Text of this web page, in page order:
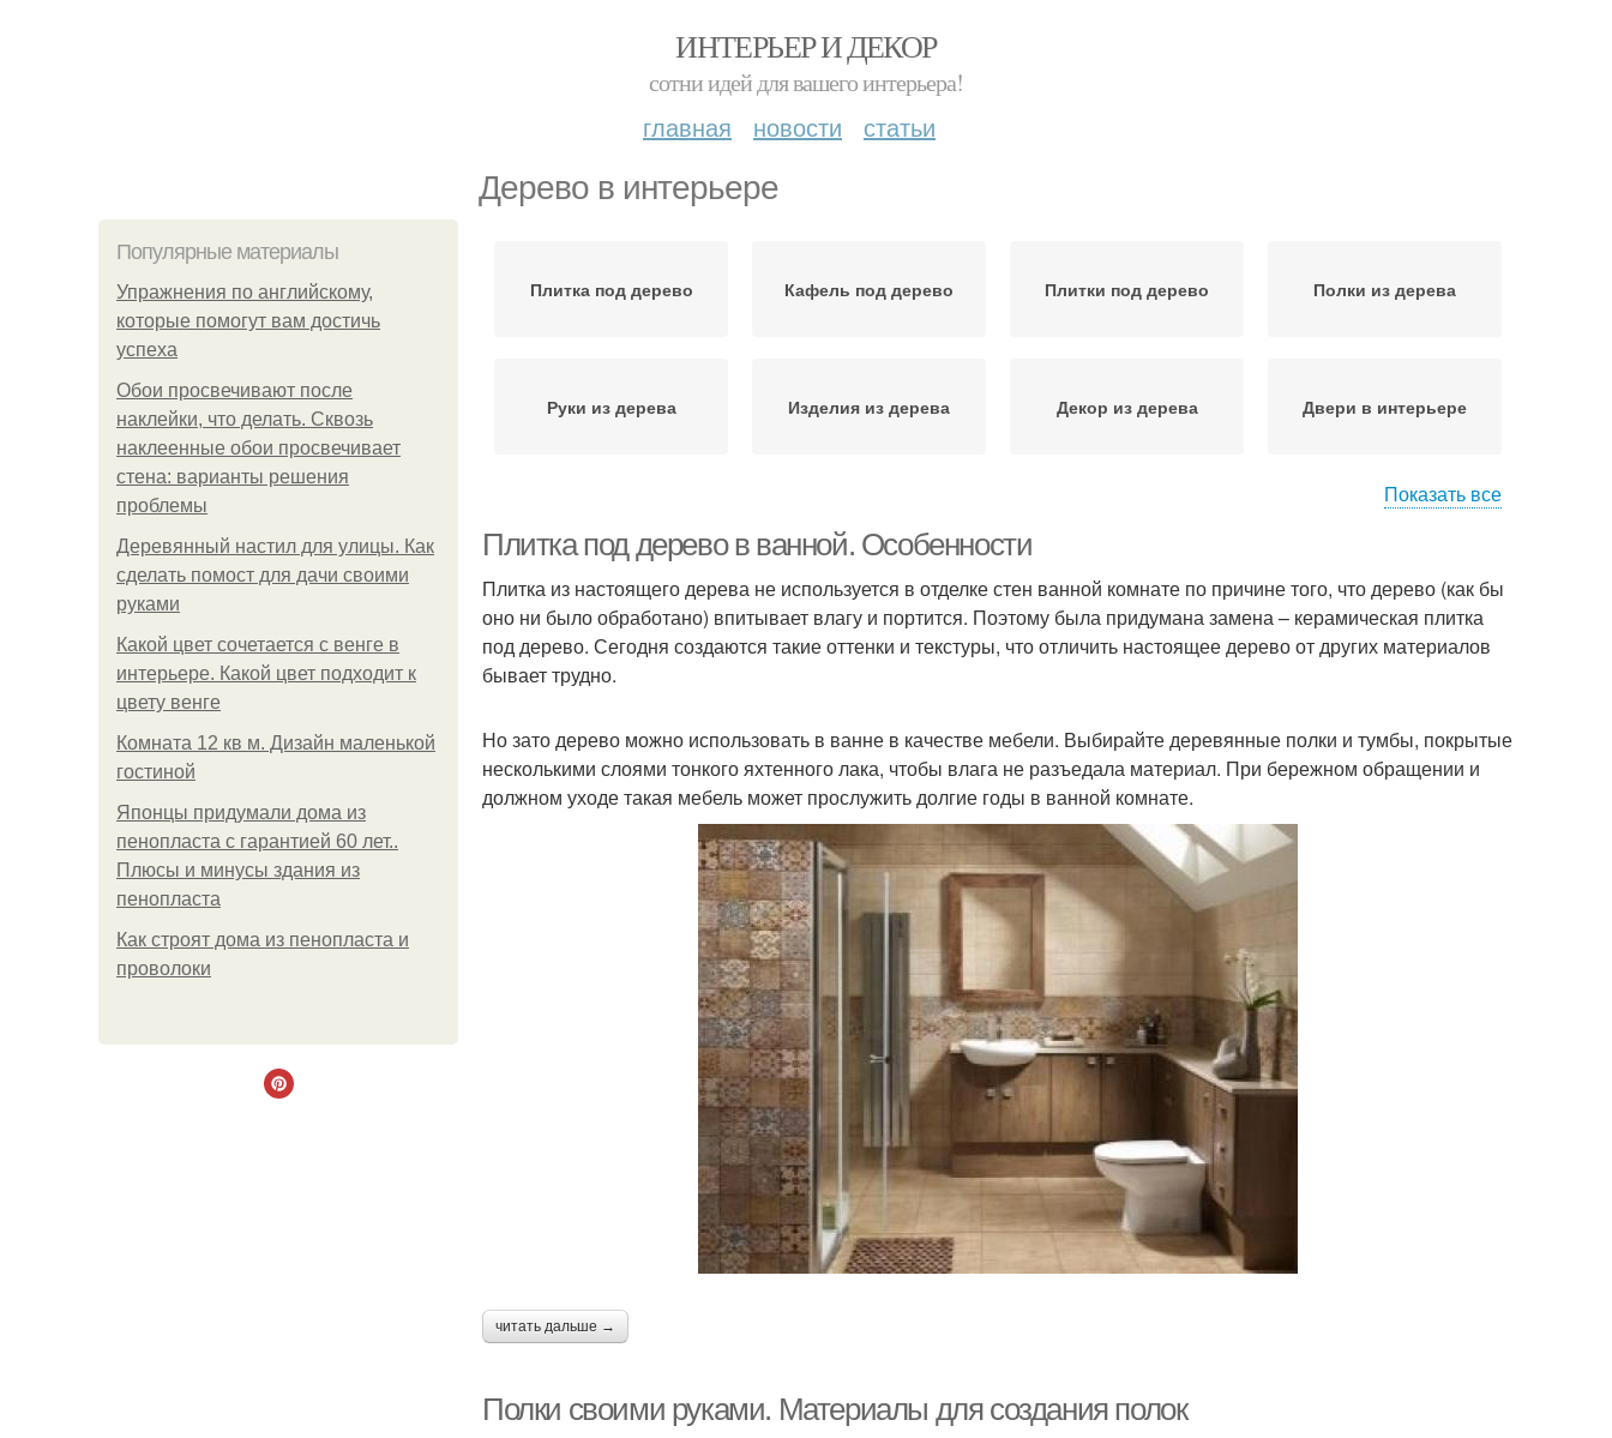
ИНТЕРЬЕР И ДЕКОР
сотни идей для вашего интерьера!
главная новости статьи
Дерево в интерьере
Популярные материалы
Упражнения по английскому,
которые помогут вам достичь
успеха
Обои просвечивают после
наклейки, что делать. Сквозь
наклеенные обои просвечивает
стена: варианты решения
проблемы
Деревянный настил для улицы. Как
сделать помост для дачи своими
руками
Какой цвет сочетается с венге в
интерьере. Какой цвет подходит к
цвету венге
Комната 12 кв м. Дизайн маленькой
гостиной
Японцы придумали дома из
пенопласта с гарантией 60 лет..
Плюсы и минусы здания из
пенопласта
Как строят дома из пенопласта и
проволоки
Плитка под дерево Кафель под дерево Плитки под дерево Полки из дерева
Руки из дерева Изделия из дерева Декор из дерева Двери в интерьере
Показать все
Плитка под дерево в ванной. Особенности
Плитка из настоящего дерева не используется в отделке стен ванной комнате по причине того, что дерево (как бы
оно ни было обработано) впитывает влагу и портится. Поэтому была придумана замена – керамическая плитка
под дерево. Сегодня создаются такие оттенки и текстуры, что отличить настоящее дерево от других материалов
бывает трудно.
Но зато дерево можно использовать в ванне в качестве мебели. Выбирайте деревянные полки и тумбы, покрытые
несколькими слоями тонкого яхтенного лака, чтобы влага не разъедала материал. При бережном обращении и
должном уходе такая мебель может прослужить долгие годы в ванной комнате.
читать дальше →
Полки своими руками. Материалы для создания полок